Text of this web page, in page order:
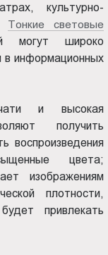
культурно-
Тонкие световые
могут широко
в информационных
и высокая
получить
воспроизведения
цвета;
изображениям
плотности,
привлекать